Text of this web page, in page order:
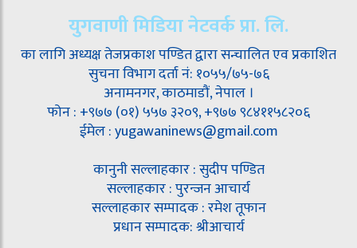
युगवाणी मिडिया नेटवर्क प्रा. लि.
का लागि अध्यक्ष तेजप्रकाश पण्डित द्वारा सन्चालित एव प्रकाशित
सुचना विभाग दर्ता नं: १०५५/७५-७६
अनामनगर, काठमाडौं, नेपाल ।
फोन : +९७७ (०१) ५५७ ३२०९, +९७७ ९८४११५८२०६
ईमेल : yugawaninews@gmail.com
कानुनी सल्लाहकार : सुदीप पण्डित
सल्लाहकार : पुरन्जन आचार्य
सल्लाहकार सम्पादक : रमेश तूफान
प्रधान सम्पादक: श्रीआचार्य